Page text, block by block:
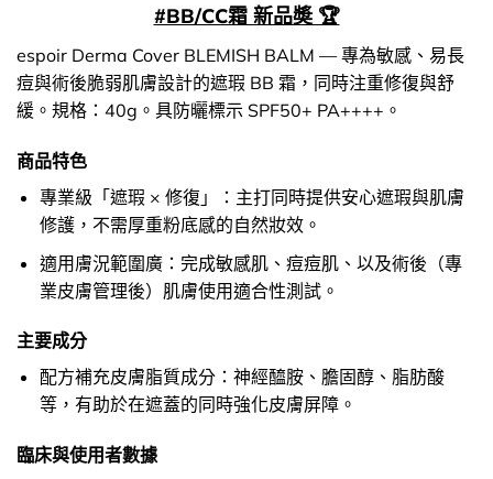
#BB/CC霜 新品奬 🏆
espoir Derma Cover BLEMISH BALM — 專為敏感、易長
痘與術後脆弱肌膚設計的遮瑕 BB 霜，同時注重修復與舒
緩。規格：40g。具防曬標示 SPF50+ PA++++。
商品特色
專業級「遮瑕 × 修復」：主打同時提供安心遮瑕與肌膚
修護，不需厚重粉底感的自然妝效。
適用膚況範圍廣：完成敏感肌、痘痘肌、以及術後（專
業皮膚管理後）肌膚使用適合性測試。
主要成分
配方補充皮膚脂質成分：神經醯胺、膽固醇、脂肪酸
等，有助於在遮蓋的同時強化皮膚屏障。
臨床與使用者數據